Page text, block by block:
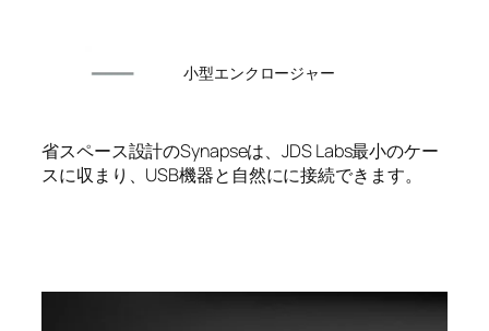
小型エンクロージャー
省スペース設計のSynapseは、JDS Labs最小のケー
スに収まり、USB機器と自然にに接続できます。